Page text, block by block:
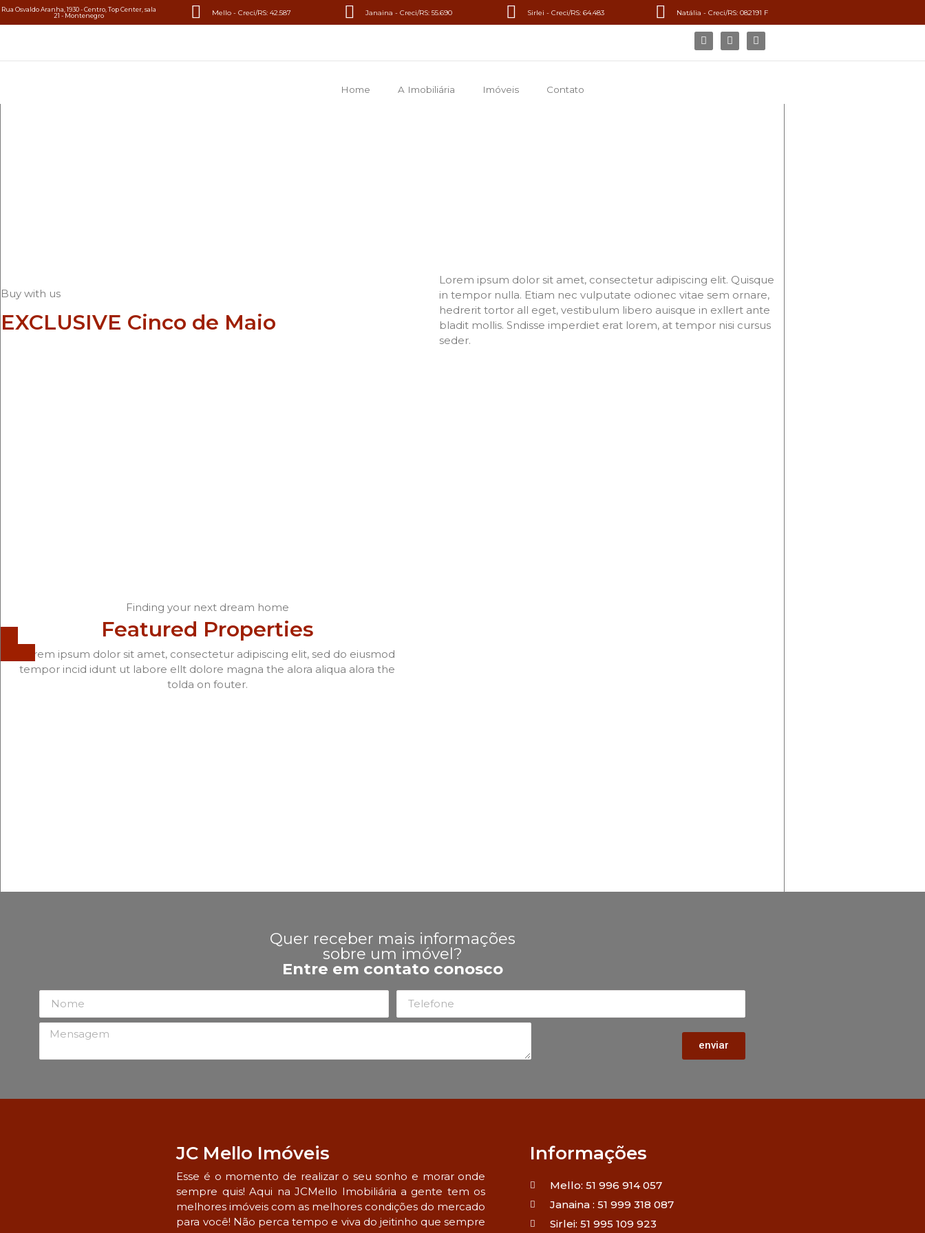
Rua Osvaldo Aranha, 1930 - Centro, Top Center, sala
21 - Montenegro
Mello - Creci/RS: 42.587 Janaina - Creci/RS: 55.690 Sirlei - Creci/RS: 64.483 Natália - Creci/RS: 082191 F
Home A Imobiliária Imóveis Contato
Buy with us
EXCLUSIVE Cinco de Maio
Lorem ipsum dolor sit amet, consectetur adipiscing elit. Quisque
in tempor nulla. Etiam nec vulputate odionec vitae sem ornare,
hedrerit tortor all eget, vestibulum libero auisque in exllert ante
bladit mollis. Sndisse imperdiet erat lorem, at tempor nisi cursus
seder.
Finding your next dream home
Featured Properties
Lorem ipsum dolor sit amet, consectetur adipiscing elit, sed do eiusmod
tempor incid idunt ut labore ellt dolore magna the alora aliqua alora the
tolda on fouter.
Quer receber mais informações
sobre um imóvel?
Entre em contato conosco
enviar
JC Mello Imóveis
Esse é o momento de realizar o seu sonho e morar onde
sempre quis! Aqui na JCMello Imobiliária a gente tem os
melhores imóveis com as melhores condições do mercado
para você! Não perca tempo e viva do jeitinho que sempre
Informações
Mello: 51 996 914 057
Janaina : 51 999 318 087
Sirlei: 51 995 109 923